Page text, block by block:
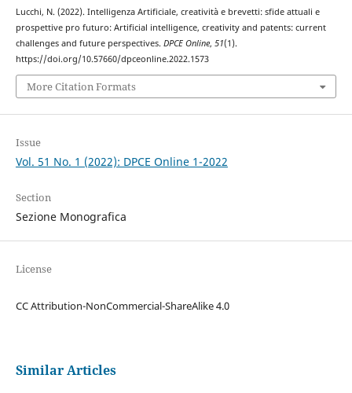
Lucchi, N. (2022). Intelligenza Artificiale, creatività e brevetti: sfide attuali e
prospettive pro futuro: Artificial intelligence, creativity and patents: current
challenges and future perspectives. DPCE Online, 51(1).
https://doi.org/10.57660/dpceonline.2022.1573
More Citation Formats
Issue
Vol. 51 No. 1 (2022): DPCE Online 1-2022
Section
Sezione Monografica
License
CC Attribution-NonCommercial-ShareAlike 4.0
Similar Articles